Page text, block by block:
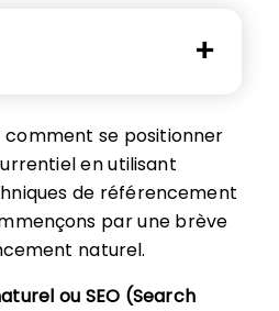
comment se positionner
en utilisant
de référencement
par une brève
naturel.
ou SEO (Search